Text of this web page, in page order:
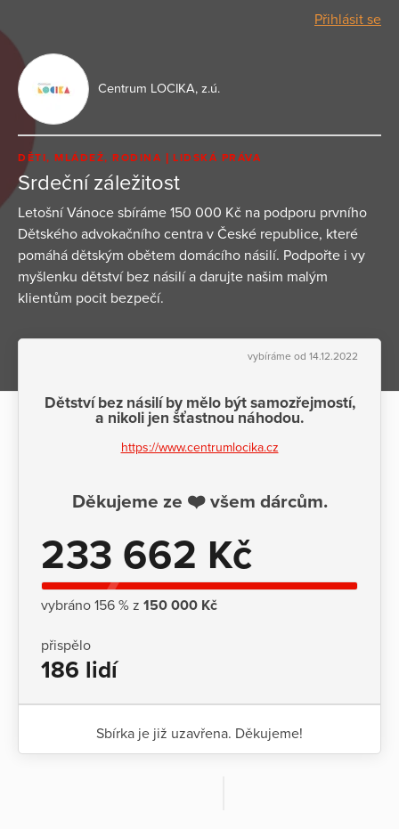
Přihlásit se
Centrum LOCIKA, z.ú.
DĚTI, MLÁDEŽ, RODINA LIDSKÁ PRÁVA
Srdeční záležitost
Letošní Vánoce sbíráme 150 000 Kč na podporu prvního
Dětského advokačního centra v České republice, které
pomáhá dětským obětem domácího násilí. Podpořte i vy
myšlenku dětství bez násilí a darujte našim malým
klientům pocit bezpečí.
vybíráme od 14.12.2022
Dětství bez násilí by mělo být samozřejmostí,
a nikoli jen šťastnou náhodou.
https://www.centrumlocika.cz
Děkujeme ze ❤️ všem dárcům.
233 662 Kč
vybráno 156 % z 150 000 Kč
přispělo
186 lidí
Sbírka je již uzavřena. Děkujeme!